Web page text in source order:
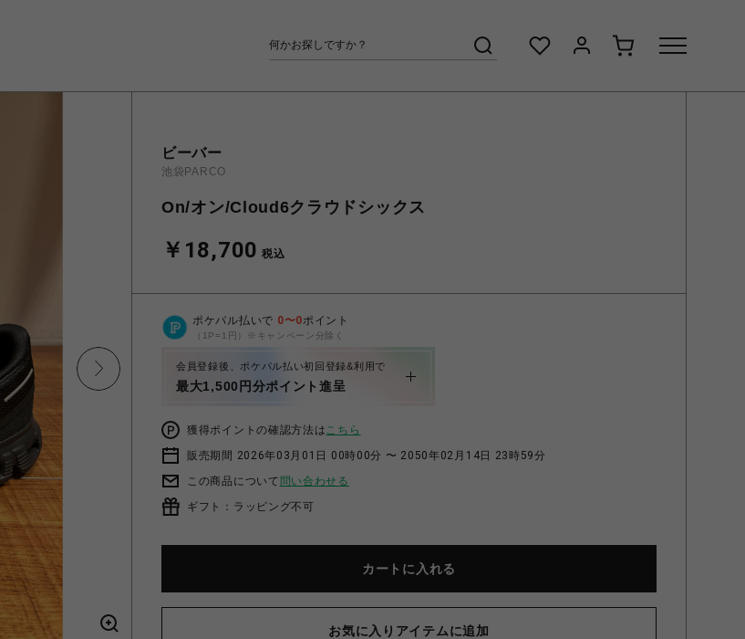
ビーバー
池袋PARCO
On/オン/Cloud6クラウドシックス
￥18,700 税込
ポケパル払いで 0〜0ポイント
（1P=1円）※キャンペーン分除く
会員登録後、ポケパル払い初回登録&利用で
最大1,500円分ポイント進呈
獲得ポイントの確認方法はこちら
販売期間 2026年03月01日 00時00分 〜 2050年02月14日 23時59分
この商品について 問い合わせる
ギフト：ラッピング不可
カートに入れる
お気に入りアイテムに追加